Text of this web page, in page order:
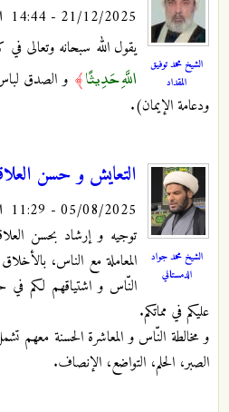
الشيخ محمد توفيق
المقداد
21/12/2025 - 14:44
يقول الله سبحانه وتعالى في
اللَّهِ حَدِيثًا﴾ و الصدق
ودعامة الإيمان).
الشيخ محمد جواد
الدمستاني
التعايش و حسن
05/08/2025 - 11:29
توجيه و إرشاد بحسن
المعاملة مع الناس، بالأخلاق
النّاس و اشتياقهم لكم في
عليكم في مماتكم.
و مخالطة النّاس و المعاشرة الحسنة معهم
الصبر، الحلم، التواضع، الإنصاف.